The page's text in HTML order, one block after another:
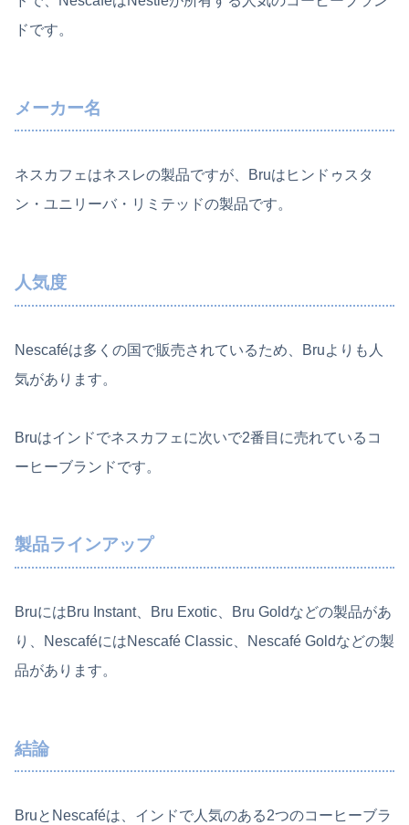
ドです。
メーカー名
ネスカフェはネスレの製品ですが、Bruはヒンドゥスタ
ン・ユニリーバ・リミテッドの製品です。
人気度
Nescaféは多くの国で販売されているため、Bruよりも人
気があります。
Bruはインドでネスカフェに次いで2番目に売れているコ
ーヒーブランドです。
製品ラインアップ
BruにはBru Instant、Bru Exotic、Bru Goldなどの製品があ
り、NescaféにはNescafé Classic、Nescafé Goldなどの製
品があります。
結論
BruとNescaféは、インドで人気のある2つのコーヒーブラ